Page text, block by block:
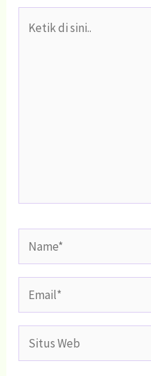
Name*
Email*
Situs
Web